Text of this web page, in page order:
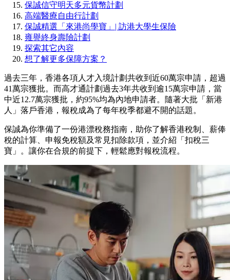
保誠信守明天多元貨幣計劃
高端醫療自由行計劃
保誠精選「來港尚學寶」| 訪港大學生保險
雍譽終身壽險計劃
探索其它內容
想了解更多保障方案？
過去三年，香港各項人才入境計劃共收到近60萬宗申請，超過
41萬宗獲批。而高才通計劃過去3年共收到逾15萬宗申請，當
中近12.7萬宗獲批，約95%均為內地申請者。隨著大批「新港
人」落戶香港，報稅成為了每年稅季都避不開的話題。
保誠為你準備了一份港漂稅務指南，助你了解香港稅制、薪俸
稅的計算、申報免稅額及常見扣除款項，並介紹「扣稅三
寶」。讓你在合規的前提下，輕鬆應對報稅流程。